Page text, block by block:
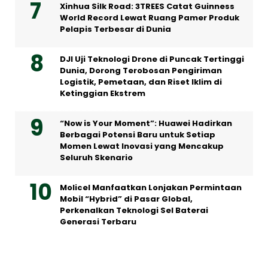
Xinhua Silk Road: 3TREES Catat Guinness
World Record Lewat Ruang Pamer Produk
Pelapis Terbesar di Dunia
DJI Uji Teknologi Drone di Puncak Tertinggi
Dunia, Dorong Terobosan Pengiriman
Logistik, Pemetaan, dan Riset Iklim di
Ketinggian Ekstrem
“Now is Your Moment”: Huawei Hadirkan
Berbagai Potensi Baru untuk Setiap
Momen Lewat Inovasi yang Mencakup
Seluruh Skenario
Molicel Manfaatkan Lonjakan Permintaan
Mobil “Hybrid” di Pasar Global,
Perkenalkan Teknologi Sel Baterai
Generasi Terbaru